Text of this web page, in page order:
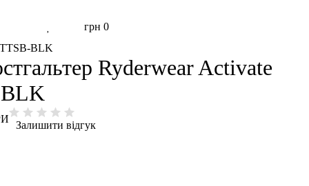
грн 0
BLK
Ryderwear Activate
Залишити відгук